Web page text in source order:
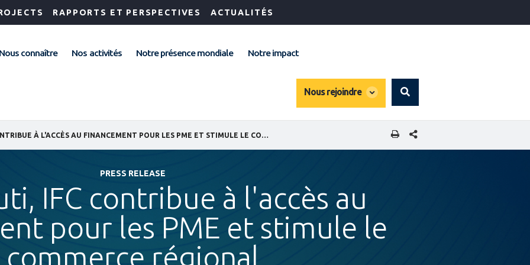
RAPPORTS ET PERSPECTIVES ACTUALITÉS
Nous connaître Nos activités Notre présence mondiale Notre impact
Nous rejoindre
global
Search
PARTAGER CETTE PAGE
PRESS RELEASE
IFC contribue à l'accès au
pour les PME et stimule le
commerce régional